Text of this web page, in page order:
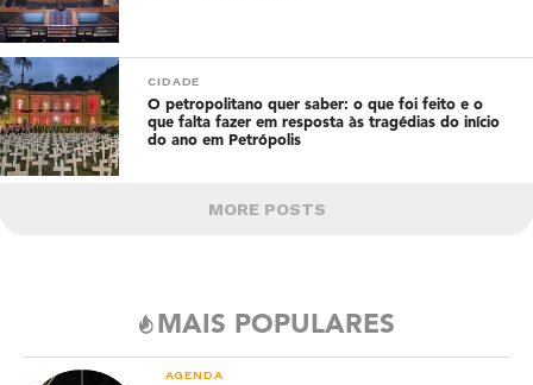
CIDADE
O petropolitano quer saber: o que foi feito e o
que falta fazer em resposta às tragédias do início
do ano em Petrópolis
MORE POSTS
MAIS POPULARES
AGENDA